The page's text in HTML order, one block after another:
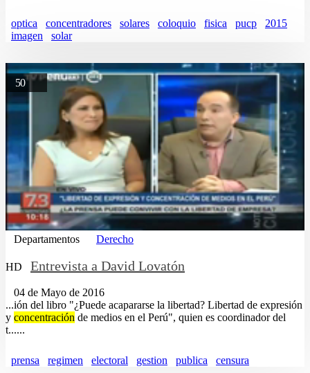
optica concentradores solares coloquio fisica pucp
2015
imagen
solar
50
Departamentos Derecho
HD Entrevista a David Lovatón
04 de Mayo de 2016
...ión del libro "¿Puede acapararse la libertad? Libertad de expresión
y concentración de medios en el Perú", quien es coordinador del
t......
prensa regimen electoral gestion publica censura